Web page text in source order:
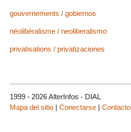
gouvernements / gobiernos
néolibéralisme / neoliberalismo
privatisations / privatizaciones
1999 - 2026 AlterInfos - DIAL
Mapa del sitio | Conectarse | Contacto